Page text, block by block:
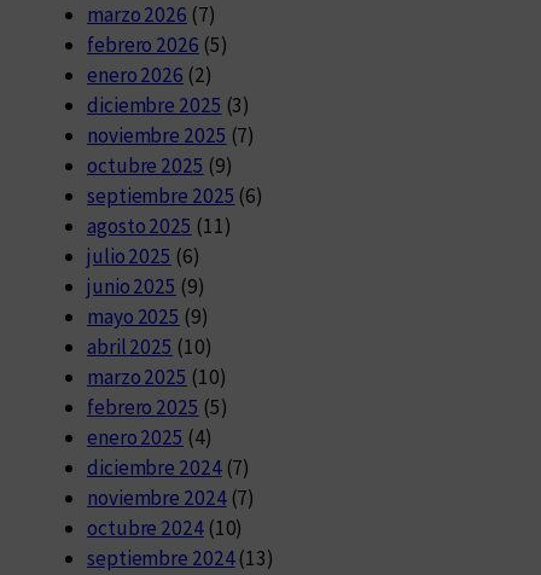
marzo 2026 (7)
febrero 2026 (5)
enero 2026 (2)
diciembre 2025 (3)
noviembre 2025 (7)
octubre 2025 (9)
septiembre 2025 (6)
agosto 2025 (11)
julio 2025 (6)
junio 2025 (9)
mayo 2025 (9)
abril 2025 (10)
marzo 2025 (10)
febrero 2025 (5)
enero 2025 (4)
diciembre 2024(7)
noviembre 2024(7)
octubre 2024(10)
septiembre 2024(13)